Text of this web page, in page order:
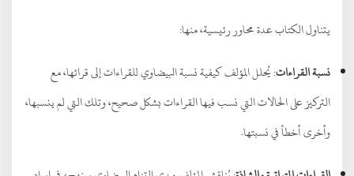
يتناول الكتاب عدة محاور رئيسية، منها:
نسبة القراءات: يُحلل المؤلف كيفية نسبة البيضاوي للقراءات إلى قرائها، مع
التركيز على الحالات التي نسب فيها القراءات بشكل صحيح، وتلك التي لم ينسبها،
وأخرى أخطأ في نسبتها.